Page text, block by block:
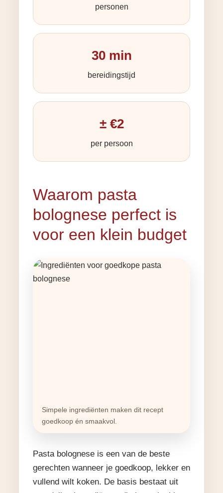
personen
30 min
bereidingstijd
± €2
per persoon
Waarom pasta
bolognese perfect is
voor een klein budget
Simpele ingrediënten maken dit recept
goedkoop én smaakvol.
Pasta bolognese is een van de beste
gerechten wanneer je goedkoop, lekker en
vullend wilt koken. De basis bestaat uit